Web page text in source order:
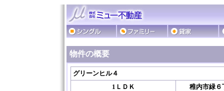
物件の概要
グリーンヒル４
1ＬＤＫ
稚内市緑６